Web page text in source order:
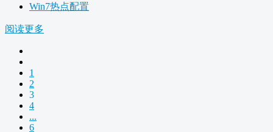
Win7热点配置
阅读更多
1
2
3
4
...
6